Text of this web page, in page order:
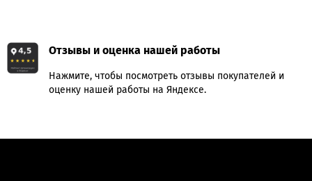
Отзывы и оценка нашей работы
Нажмите, чтобы посмотреть отзывы покупателей и
оценку нашей работы на Яндексе.